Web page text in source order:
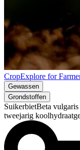
CropExplore for
Gewassen
Grondstoffen
SuikerbietBeta vulgaris
tweejarig